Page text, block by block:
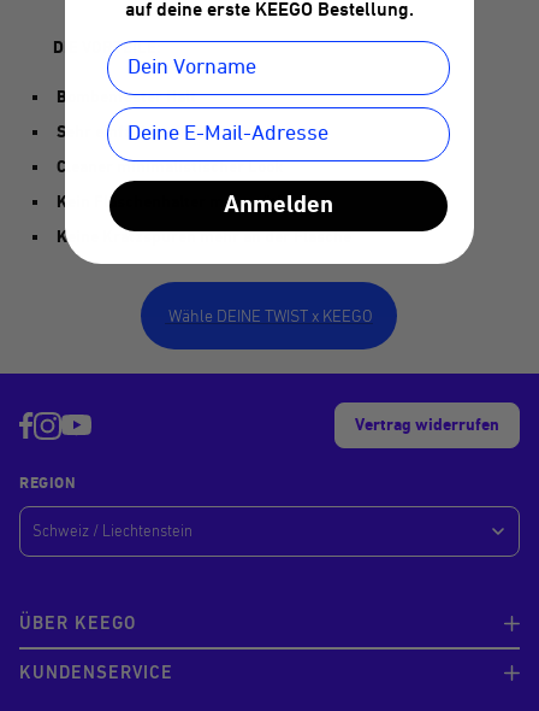
DIE VORTEILE:
Bombenfester Halt
Sehr einfach zu bedienen
Cleaner minimalistischer Look
Kein Flaschenhalter mehr nötig
Keine Kratzspuren mehr an der Flasche
Wähle DEINE TWIST x KEEGO
ÜBER KEEGO
KUNDENSERVICE
Vertrag widerrufen
REGION
auf deine erste KEEGO Bestellung.
Anmelden